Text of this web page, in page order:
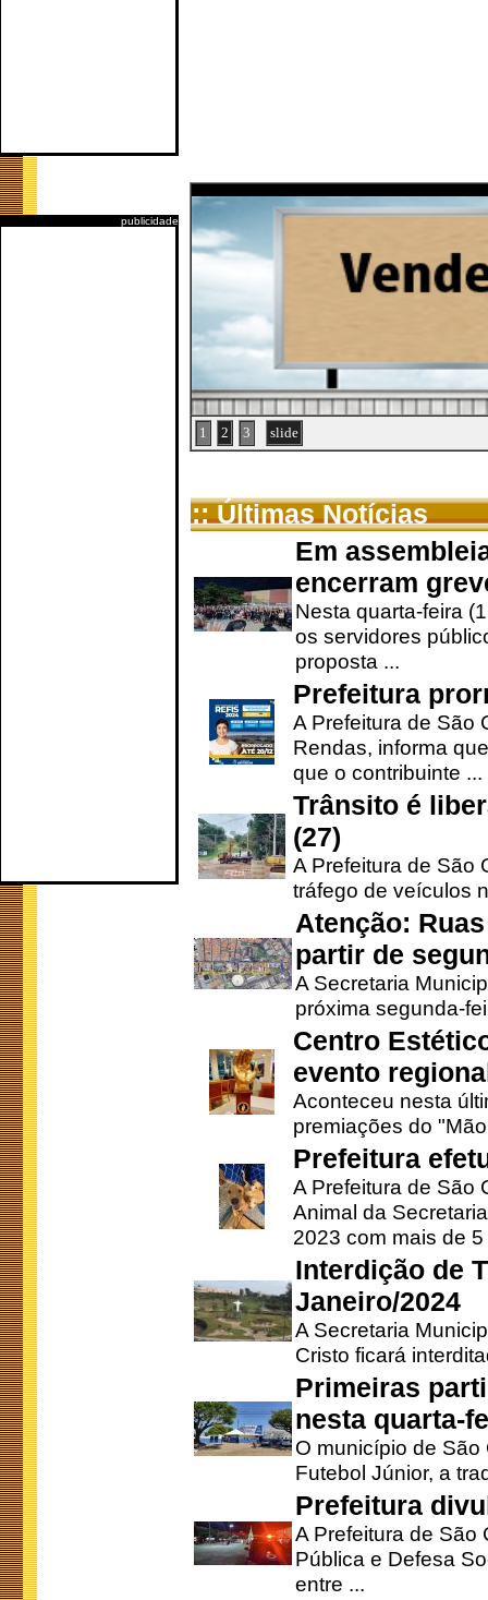
publicidade
1 2 3 slide
:: Últimas Notícias
Em
encerram
Nesta quarta-feira
os servidores
proposta ...
Prefeitura
A Prefeitura de São
Rendas, informa
que o contribuinte ...
Trânsito é
(27)
A Prefeitura de São
tráfego de veículos
Atenção:
partir de
A Secretaria
próxima segunda-
Centro
evento
Aconteceu nesta
premiações do
Prefeitura
A Prefeitura de São
Animal da
2023 com mais de 5
Interdição de
Janeiro/2024
A Secretaria
Cristo ficará
Primeiras
nesta quarta-
O município de
Futebol Júnior, a
Prefeitura
A Prefeitura de São
Pública e Defesa
entre ...